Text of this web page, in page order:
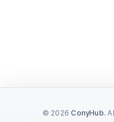
© 2026ConyHub.